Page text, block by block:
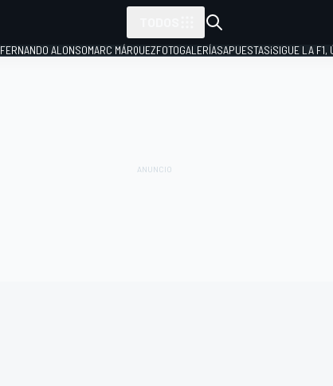
FERNANDO ALONSOMARC MÁRQUEZFOTOGALERÍASAPUESTAS¡SIGUE LA F1,